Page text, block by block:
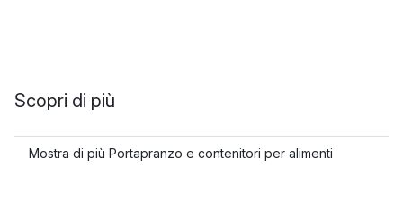
Scopri di più
Mostra di più Portapranzo e contenitori per alimenti